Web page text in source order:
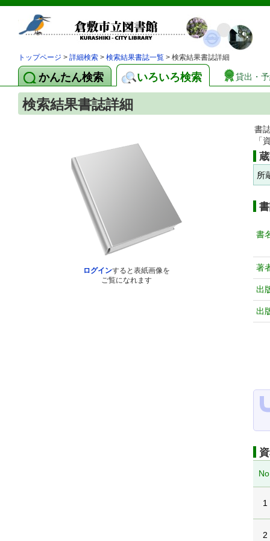
トップページ > 詳細検索 > 検索結果書誌一覧 > 検索結果書誌詳細
かんたん検索 いろいろ検索 貸出・
検索結果書誌詳細
ログインすると表紙画像を
ご覧になれます
書
「
所
書
著
出
出
1
2